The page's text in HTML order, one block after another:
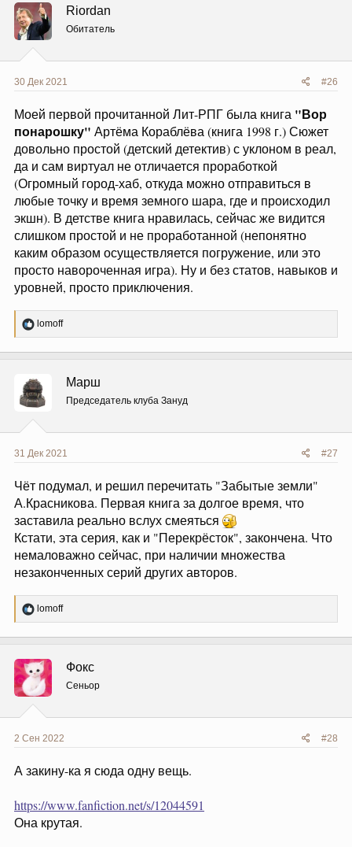
Riordan
Обитатель
30 Дек 2021 #26
Моей первой прочитанной Лит-РПГ была книга "Вор
понарошку" Артёма Кораблёва (книга 1998 г.) Сюжет
довольно простой (детский детектив) с уклоном в реал,
да и сам виртуал не отличается проработкой
(Огромный город-хаб, откуда можно отправиться в
любые точку и время земного шара, где и происходил
экшн). В детстве книга нравилась, сейчас же видится
слишком простой и не проработанной (непонятно
каким образом осуществляется погружение, или это
просто навороченная игра). Ну и без статов, навыков и
уровней, просто приключения.
Р
е
и
и
:
lomoff
Марш
Председатель клуба Зануд
31 Дек 2021 #27
Чёт подумал, и решил перечитать "Забытые земли"
А.Красникова. Первая книга за долгое время, что
заставила реально вслух смеяться
Кстати, эта серия, как и "Перекрёсток", закончена. Что
немаловажно сейчас, при наличии множества
незаконченных серий других авторов.
Р
е
ц
и
и
:
lomoff
Фокс
Сеньор
2 Сен 2022 #28
А закину-ка я сюда одну вещь.
https://www.fanfiction.net/s/12044591
Она крутая.